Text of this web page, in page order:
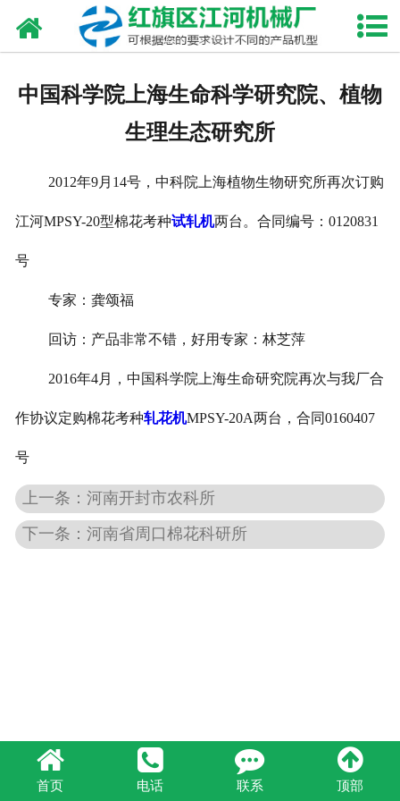
网站首页
视频中心
联系我们
中国科学院上海生命科学研究院、植物
生理生态研究所
2012年9月 14号，中科院上海植物生物研究所再次订购
江河MPSY-20型棉花考种试轧机两台。合同编号： 0120831
号
专家：龚颂福
回访：产品非常不错，好用专家：林芝萍
2016年4月，中国科学院上海生命研究院再次与我厂合
作协议定购棉花考种轧花机MPSY-20A两台，合同0160407
号
上一条：河南开封市农科所
下一条：河南省周口棉花科研所
首页 电话 联系 顶部